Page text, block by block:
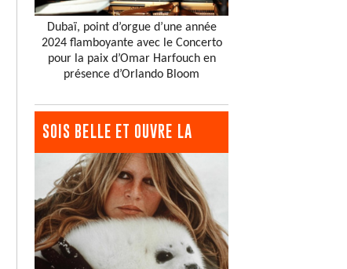
Dubaï, point d’orgue d’une année
2024 flamboyante avec le Concerto
pour la paix d’Omar Harfouch en
présence d’Orlando Bloom
SOIS BELLE ET OUVRE LA